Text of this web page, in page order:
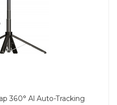
360° Al Auto-Tracking